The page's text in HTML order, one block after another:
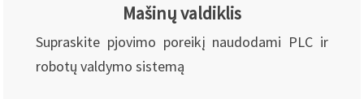
Mašinų valdiklis
Supraskite pjovimo poreikį naudodami PLC ir
robotų valdymo sistemą